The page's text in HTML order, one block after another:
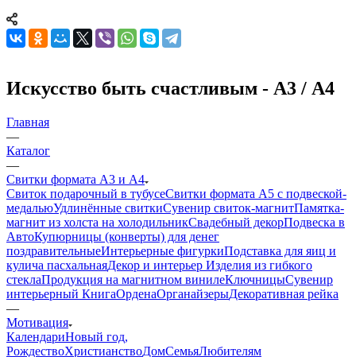
Искусство быть счастливым - А3 / А4
Главная
—
Каталог
—
Свитки формата А3 и А4
Свиток подарочный в тубусеСвитки формата А5 с подвеской-
медальюУдлинённые свиткиСувенир свиток-магнитПамятка-
магнит из холста на холодильникСвадебный декорПодвеска в
АвтоКупюрницы (конверты) для денег
поздравительныеИнтерьерные фигуркиПодставка для яиц и
кулича пасхальнаяДекор и интерьер Изделия из гибкого
стеклаПродукция на магнитном винилеКлючницыСувенир
интерьерный КнигаОрденаОрганайзерыДекоративная рейка
—
Мотивация
КалендариНовый год,
РождествоХристианствоДомСемьяЛюбителям